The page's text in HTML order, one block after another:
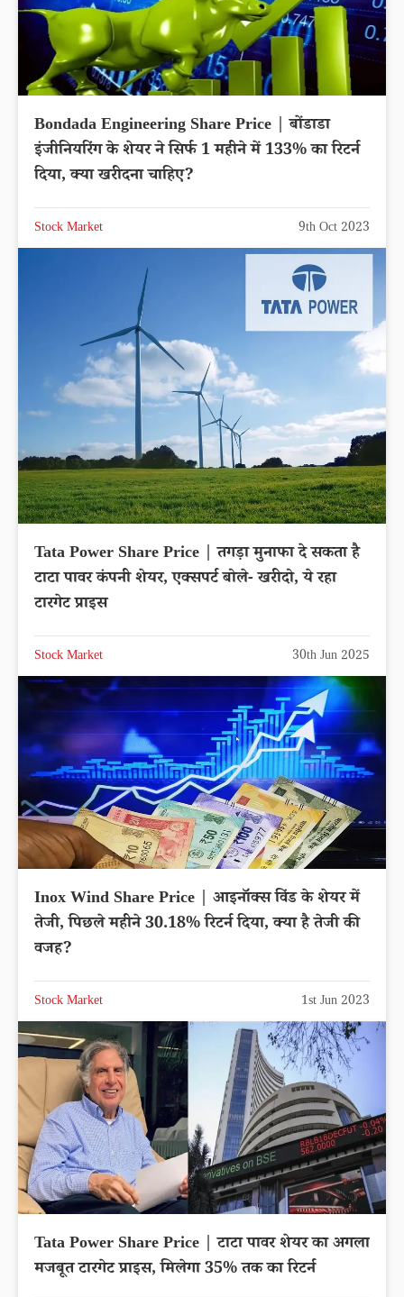
Bondada Engineering Share Price | बोंडाडा
इंजीनियरिंग के शेयर ने सिर्फ 1 महीने में 133% का रिटर्न
दिया, क्या खरीदना चाहिए?
Stock Market 9th Oct 2023
Tata Power Share Price | तगड़ा मुनाफा दे सकता है
टाटा पावर कंपनी शेयर, एक्सपर्ट बोले- खरीदो, ये रहा
टारगेट प्राइस
Stock Market 30th Jun 2025
Inox Wind Share Price | आइनॉक्स विंड के शेयर में
तेजी, पिछले महीने 30.18% रिटर्न दिया, क्या है तेजी की
वजह?
Stock Market 1st Jun 2023
Tata Power Share Price | टाटा पावर शेयर का अगला
मजबूत टारगेट प्राइस, मिलेगा 35% तक का रिटर्न